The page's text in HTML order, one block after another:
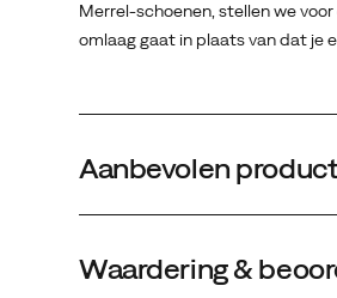
Merrel-schoenen, stellen we
omlaag gaat in plaats van dat je
Aanbevolen
Waardering &